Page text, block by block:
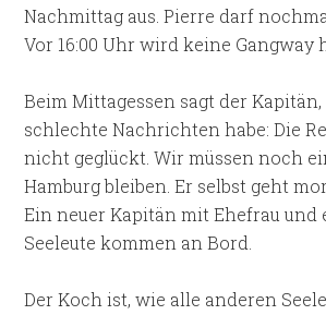
Nachmittag aus. Pierre darf
Vor 16:00 Uhr wird keine Gangway
Beim Mittagessen sagt der Kapitän,
schlechte Nachrichten habe: Die
nicht geglückt. Wir müssen noch
Hamburg bleiben. Er selbst geht
Ein neuer Kapitän mit Ehefrau und
Seeleute kommen an Bord.
Der Koch ist, wie alle anderen